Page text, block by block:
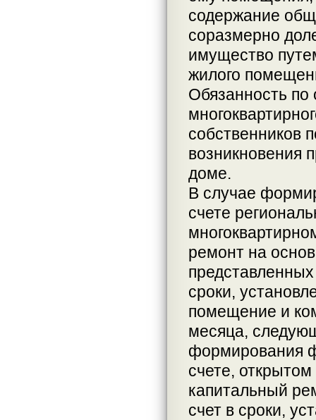
содержание
соразмерно
имущество
жилого
Обязанность по
собственников
возникновения
доме.
В случае
счете
ремонт на
сроки,
помещение и
месяца,
формирования
счете,
капитальный
счет в сроки,